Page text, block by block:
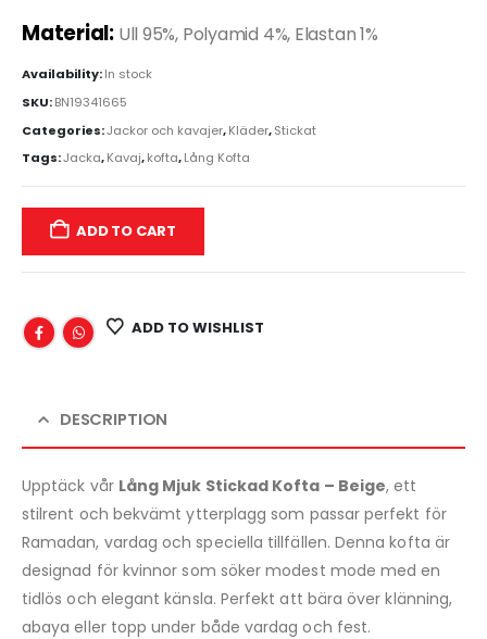
Material: Ull 95%, Polyamid 4%, Elastan 1%
Availability:In stock
SKU:BN19341665
Categories:Jackor och kavajer,Kläder,Stickat
Tags:Jacka,Kavaj,kofta,Lång Kofta
ADD TO CART
ADD TO WISHLIST
DESCRIPTION
Upptäck vår Lång Mjuk Stickad Kofta – Beige, ett
stilrent och bekvämt ytterplagg som passar perfekt för
Ramadan, vardag och speciella tillfällen. Denna kofta är
designad för kvinnor som söker modest mode med en
tidlös och elegant känsla. Perfekt att bära över klänning,
abaya eller topp under både vardag och fest.